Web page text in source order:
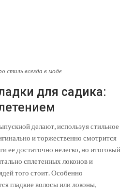
стиль всегда в моде
для садика:
делают, используя стильное
и торжественно смотрится
ее достаточно нелегко, но итоговый
сплетенных локонов и
того стоит. Особенно
гладкие волосы или локоны,